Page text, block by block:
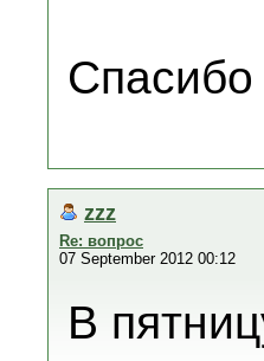
Спасибо
zzz
Re: вопрос
07 September 2012 00:12
В